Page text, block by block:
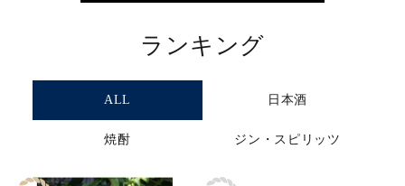
ランキング
ALL 日本酒
焼酎 ジン・スピリッツ